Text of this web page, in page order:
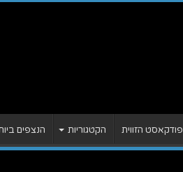
פודקאסט הזווית הקטגוריות הנצפים